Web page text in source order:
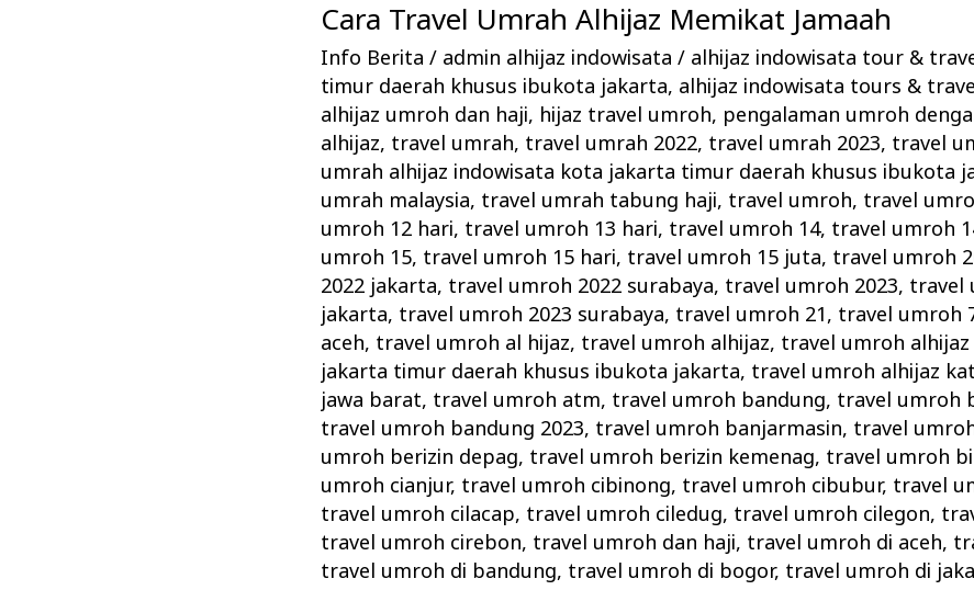
Cara Travel Umrah Alhijaz Memikat Jamaah
Info Berita / admin alhijaz indowisata/ alhijaz indowisata tour &
timur daerah khusus ibukota jakarta, alhijaz indowisata tours &
alhijaz umroh dan haji, hijaz travel umroh, pengalaman umroh
alhijaz, travel umrah, travel umrah 2022, travel umrah 2023, travel
umrah alhijaz indowisata kota jakarta timur daerah khusus ibukota
umrah malaysia, travel umrah tabung haji, travel umroh, travel
umroh 12 hari, travel umroh 13 hari, travel umroh 14, travel umroh
umroh 15, travel umroh 15 hari, travel umroh 15 juta, travel umroh
2022 jakarta, travel umroh 2022 surabaya, travel umroh 2023, travel
jakarta, travel umroh 2023 surabaya, travel umroh 21, travel umroh
aceh, travel umroh al hijaz, travel umroh alhijaz, travel umroh
jakarta timur daerah khusus ibukota jakarta, travel umroh alhijaz
jawa barat, travel umroh atm, travel umroh bandung, travel umroh
travel umroh bandung 2023, travel umroh banjarmasin, travel
umroh berizin depag, travel umroh berizin kemenag, travel umroh
umroh cianjur, travel umroh cibinong, travel umroh cibubur, travel
travel umroh cilacap, travel umroh ciledug, travel umroh cilegon,
travel umroh cirebon, travel umroh dan haji, travel umroh di aceh,
travel umroh di bandung, travel umroh di bogor, travel umroh di
Cara
Travel
Umrah
Alhijaz
Memikat
Jamaah